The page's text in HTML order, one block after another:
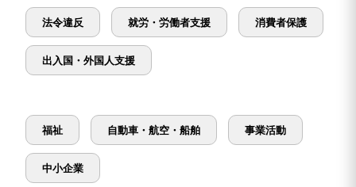
法令違反 就労・労働者支援 消費者保護
出入国・外国人支援
福祉 自動車・航空・船舶 事業活動
中小企業